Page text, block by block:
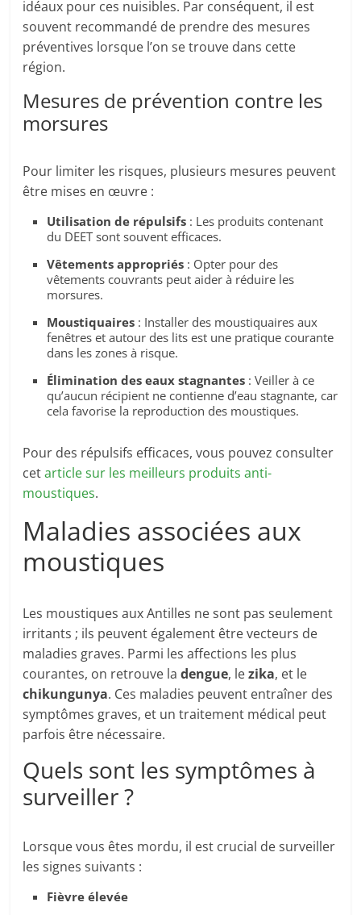
idéaux pour ces nuisibles. Par conséquent, il est
souvent recommandé de prendre des mesures
préventives lorsque l’on se trouve dans cette
région.
Mesures de prévention contre les
morsures
Pour limiter les risques, plusieurs mesures peuvent
être mises en œuvre :
Utilisation de répulsifs : Les produits contenant
du DEET sont souvent efficaces.
Vêtements appropriés : Opter pour des
vêtements couvrants peut aider à réduire les
morsures.
Moustiquaires : Installer des moustiquaires aux
fenêtres et autour des lits est une pratique courante
dans les zones à risque.
Élimination des eaux stagnantes : Veiller à ce
qu’aucun récipient ne contienne d’eau stagnante, car
cela favorise la reproduction des moustiques.
Pour des répulsifs efficaces, vous pouvez consulter
cetarticle sur les meilleurs produits anti-
moustiques.
Maladies associées aux
moustiques
Les moustiques aux Antilles ne sont pas seulement
irritants ; ils peuvent également être vecteurs de
maladies graves. Parmi les affections les plus
courantes, on retrouve ladengue, lezika, et le
chikungunya. Ces maladies peuvent entraîner des
symptômes graves, et un traitement médical peut
parfois être nécessaire.
Quels sont les symptômes à
surveiller ?
Lorsque vous êtes mordu, il est crucial de surveiller
les signes suivants :
Fièvre élevée